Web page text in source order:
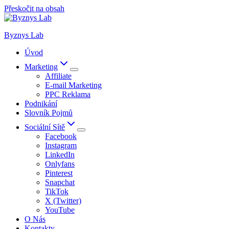
Přeskočit na obsah
Byznys Lab
Úvod
Marketing
Affiliate
E-mail Marketing
PPC Reklama
Podnikání
Slovník Pojmů
Sociální Sítě
Facebook
Instagram
LinkedIn
Onlyfans
Pinterest
Snapchat
TikTok
X (Twitter)
YouTube
O Nás